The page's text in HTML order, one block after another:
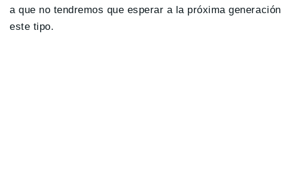
a que no tendremos que esperar a la próxima
este tipo.